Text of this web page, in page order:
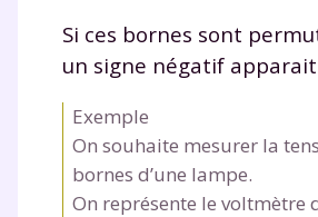
Si ces bornes sont
un signe négatif apparait
Exemple
On souhaite mesurer la
bornes d’une lampe.
On représente le voltmètre